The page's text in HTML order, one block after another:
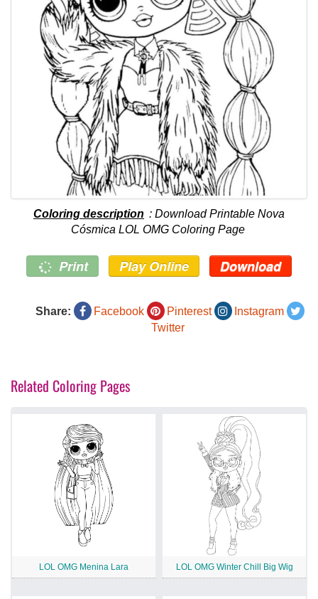
Coloring description : Download Printable Nova
Cósmica LOL OMG Coloring Page
Print Play Online Download
Share: Facebook Pinterest
Instagram
Twitter
Related Coloring Pages
LOL OMG Menina Lara LOL OMG Winter Chill Big Wig